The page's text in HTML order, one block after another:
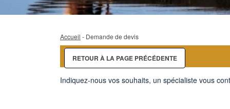
Accueil - Demande de devis
RETOUR À LA PAGE PRÉCÉDENTE
Indiquez-nous vos souhaits, un spécialiste vous